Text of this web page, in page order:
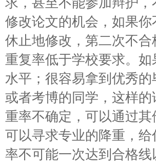
修改论文的机会，如果
休止地修改，第二次不
重复率低于学校要求。
水平；很容易拿到优秀
或者考博的同学，这样
重率不确定，可以通过
可以寻求专业的降重，
率不可能一次达到合格